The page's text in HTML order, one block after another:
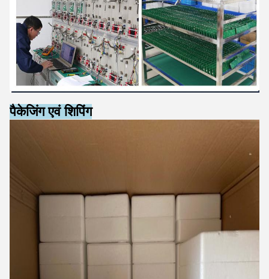
पैकेजिंग एवं शिपिंग